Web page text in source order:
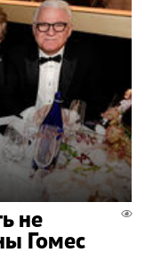
не
Гомес